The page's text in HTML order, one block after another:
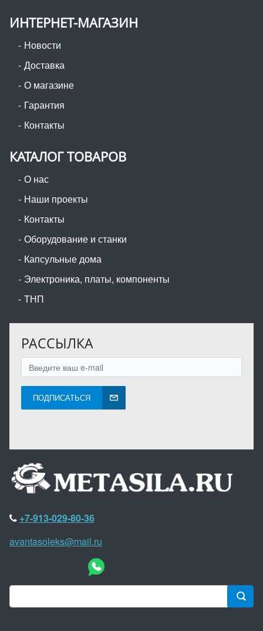
ИНТЕРНЕТ-МАГАЗИН
Новости
Доставка
О магазине
Гарантия
Контакты
КАТАЛОГ ТОВАРОВ
О нас
Наши проекты
Контакты
Оборудование и станки
Капсульные дома
Электроника, платы, компоненты
ТНП
РАССЫЛКА
ПОДПИСАТЬСЯ
+7-913-029-80-36
avantasoleks@mail.ru